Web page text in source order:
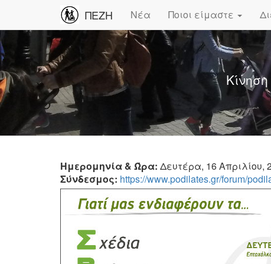
ΠΕΖΗ Νέα Ποιοι είμαστε
Ημερομηνία & Ώρα: Δευτέρα, 16 Απριλίου,
Σύνδεσμος: https://www.podilates.gr/forum/